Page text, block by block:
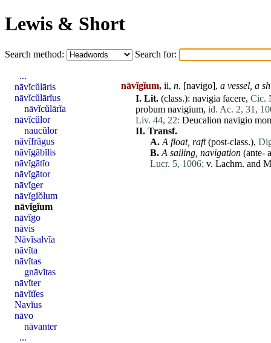
Lewis & Short
Search method: Search for:
nāvĭgĭum, ii, n. [navigo], a vessel, a
I. Lit. (class.): navigia facere, Cic.
probum navigium, id. Ac. 2, 31,
Liv. 44, 22: Deucalion navigio
II. Transf.
A. A float, raft(post-class.),
B. A sailing, navigation (ante-
Lucr. 5, 1006; v. Lachm. and
...
nāvĭcŭlāris
nāvĭcŭlārĭus
nāvĭcŭlārĭa
nāvĭcŭlor
naucŭlor
nāvĭfrăgus
nāvĭgābĭlis
nāvĭgātĭo
nāvĭgātor
nāvĭger
nāvĭgĭŏlum
nāvĭgĭum
nāvĭgo
nāvis
Nāvĭsalvĭa
nāvĭta
nāvĭtas
gnāvĭtas
nāvĭter
nāvĭtĭes
Navĭus
nāvo
nāvanter
...